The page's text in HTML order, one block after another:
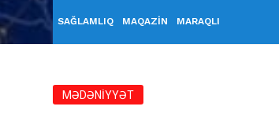
SAĞLAMLIQ MAQAZİN MARAQLI
MƏDƏNİYYƏT